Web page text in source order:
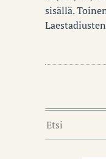
sisällä.